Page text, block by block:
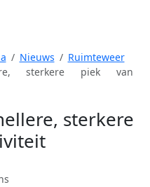
Nieuws
Ruimteweer
sterkere piek van
sterkere